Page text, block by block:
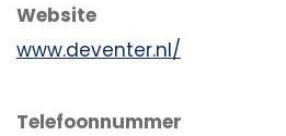
Website
www.deventer.nl/
Telefoonnummer